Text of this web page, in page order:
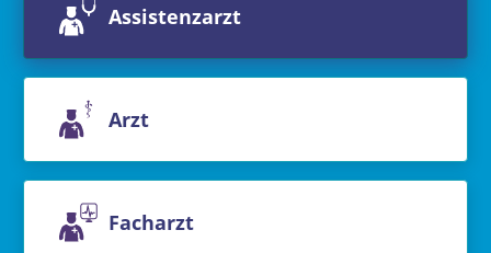
Assistenzarzt
Arzt
Facharzt